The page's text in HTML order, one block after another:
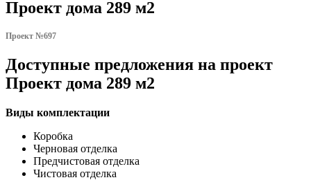
Проект дома 289 м2
Проект №697
Доступные предложения на проект
Проект дома 289 м2
Виды комплектации
Коробка
Черновая отделка
Предчистовая отделка
Чистовая отделка